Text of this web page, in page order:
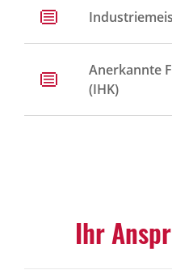
Anerkannte
(IHK)
Ihr